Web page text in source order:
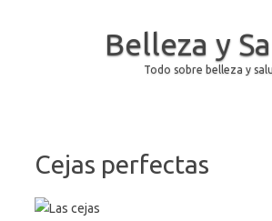
Belleza y
Todo sobre belleza y
Cejas perfectas